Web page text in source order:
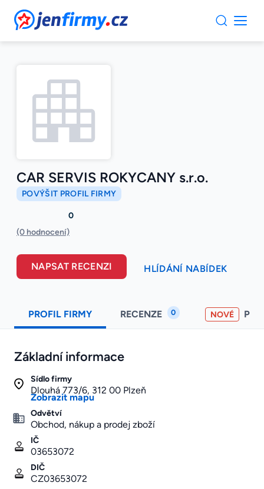
JenFirmy.cz
CAR SERVIS ROKYCANY s.r.o.
POVÝŠIT PROFIL FIRMY
0
(0 hodnocení)
NAPSAT RECENZI HLÍDÁNÍ NABÍDEK
PROFIL FIRMY RECENZE 0 NOVÉ
Základní informace
Sídlo firmy
Dlouhá 773/6, 312 00 Plzeň
Zobrazit mapu
Odvětví
Obchod, nákup a prodej zboží
IČ
03653072
DIČ
CZ03653072